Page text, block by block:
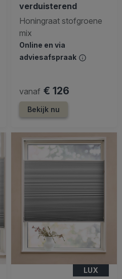
verduisterend
Honingraat stofgroene
mix
Online en via
adviesafspraak
vanaf € 126
Bekijk nu
LUX